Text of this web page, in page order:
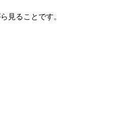
見ることです。